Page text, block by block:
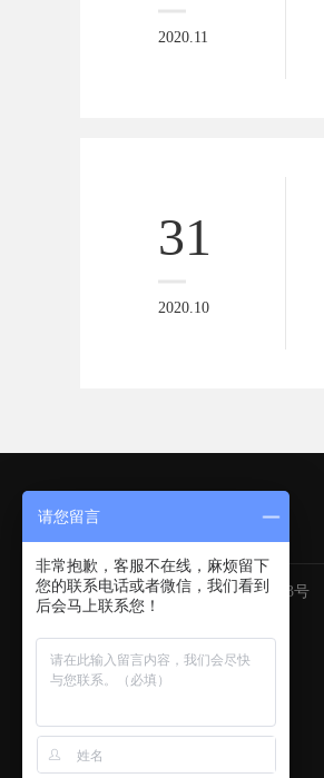
2020.11
31
2020.10
深圳 (总部)
深圳福田区深南大道6013号
中国有色大厦
400-800-9385
请您留言
非常抱歉，客服不在线，麻烦留下
您的联系电话或者微信，我们看到
后会马上联系您！